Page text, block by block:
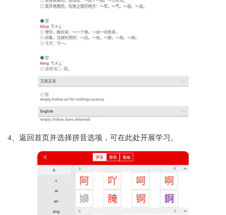
4、返回首页并选择拼音选项，可在此处开展学习。